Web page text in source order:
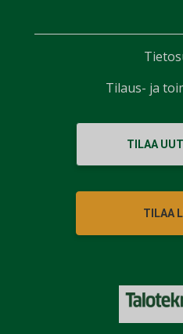
TILAA
TILAA
Tilaus- ja